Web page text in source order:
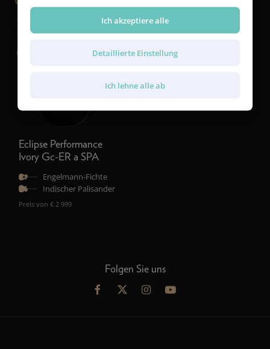
Eclipse Performance
Ivory Gc-ER a SPA
Engelmann-Fichte
Indischer Palisander
Preis von € 2 999
Folgen Sie uns
Ich akzeptiere alle
Detaillierte Einstellung
Ich lehne alle ab